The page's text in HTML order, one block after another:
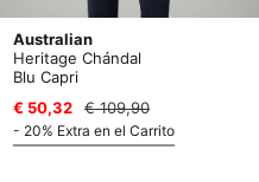
Australian
Heritage Chándal
Blu Capri
€ 50,32
€ 109,90
- 20% Extra en el Carrito